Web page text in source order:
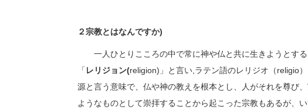
２宗教とはなんですか)
一人ひとりこころの中で常に神や仏と共に生きようとする
「 レリジョン(religion)」と言い,ラテン語のレリジオ（religio
源と言う意味で、仏や神の教えを根本とし、人がそれを尊び
ようなものとして崇拝することから起こった宗教もあるが、